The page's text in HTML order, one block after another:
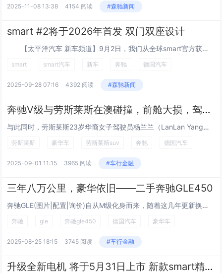
2025-11-08 13:38 4154 阅读 #森驰新闻
smart #2将于2026年首发 双门双座设计
【太平洋汽车 新车频道】9月2日，我们从全球smart官方获悉，smart将推出全新双门双座城市纯电车型smart #2，计划于2026年底全球首发。市场覆盖范围包括中国、欧洲及其他海外市场，这标志着smart品牌重返其曾开创和擅长的细...
smart smart汽车 新车 奔驰 德国汽车
2025-09-28 07:16 4392 阅读 #森驰新闻
奔驰V级与劳斯莱斯在澳碰撞，前舱大损，驾乘者重伤
与此同时，劳斯莱斯23岁华裔女子驾驶员杨兰兰（LanLan Yang）几乎毫发无损，国内关注的焦点大多在劳斯莱斯23岁女驾驶员的神秘身份……而在两车相撞受损严重的情况下，一方几乎毫发无损，而另一方严重受伤，被长时间困在驾驶舱，多处骨折受伤严...
劳斯莱斯 豪华车 劳斯莱斯suv 奔驰 德国汽车
2025-09-01 11:15 3965 阅读 #车行金融
三年八万公里，豪华依旧——二手奔驰GLE450
奔驰GLE(图片|配置|询价)自从M级化身而来，随着这几年更新换代成双联屏之后，销量更是一发不可收拾，作为豪华中大型SUV的代表车型，奔驰GLE凭借其出色的外观设计、宽敞的内部空间和卓越的性能表现，成为了众多消费者心中的理想之选。尤其是奔...
奔驰 gle 奔驰gle450 德国汽车 豪华车
2025-08-25 18:15 3745 阅读 #车行金融
升级全新电机 将于5月31日上市 新款smart精灵#1实车亮相